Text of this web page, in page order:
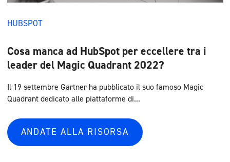
HUBSPOT
Cosa manca ad HubSpot per eccellere tra i
leader del Magic Quadrant 2022?
Il 19 settembre Gartner ha pubblicato il suo famoso Magic
Quadrant dedicato alle piattaforme di...
ANDATE ALLA RISORSA